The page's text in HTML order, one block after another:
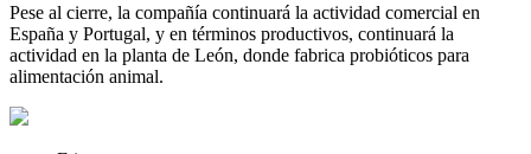
Pese al cierre, la compañía continuará la actividad comercial en
España y Portugal, y en términos productivos, continuará la
actividad en la planta de León, donde fabrica probióticos para
alimentación animal.